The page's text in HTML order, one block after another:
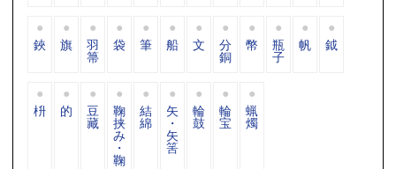
鋏 旗 羽
箒
袋 筆 船 文 分
銅
幣 瓶
子
帆 鉞
枡 的 豆
藏
鞠
挟
み
・
鞠
結
綿
矢
・
矢
筈
輪
鼓
輪
宝
蝋
燭